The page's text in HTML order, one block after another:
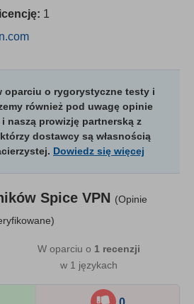
1
oparciu o rygorystyczne testy i
również pod uwagę opinie
naszą prowizję partnerską z
dostawcy są własnością
Dowiedz się więcej
Spice VPN (Opinie
W oparciu o 1 recenzji
w 1 językach